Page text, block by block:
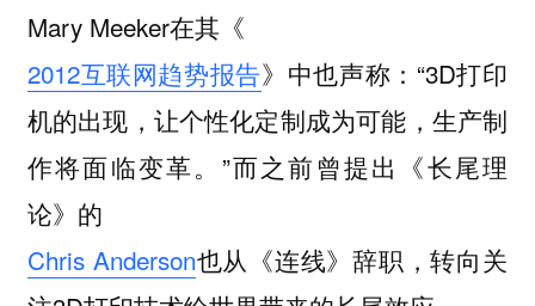
Mary Meeker在其《
2012互联网趋势报告》中也声称：“3D打印
机的出现，让个性化定制成为可能，生产制
作将面临变革。”而之前曾提出《长尾理
论》的
Chris Anderson也从《连线》辞职，转向关